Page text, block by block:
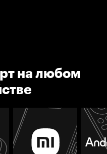
на любом